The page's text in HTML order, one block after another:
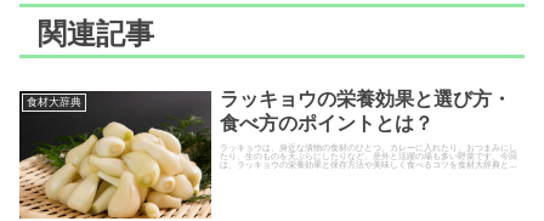
関連記事
食材大辞典
ラッキョウの栄養効果と選び方・
食べ方のポイントとは？
ラッキョウは、身近な漬物の食材のひとつ。カレーに入れたり、おつまみにし
たり、生のものを天ぷらにしたりなど、意外と活躍の場も多い野菜です。今回
は、ラッキョウの栄養効果と保存方法や美味しく食べるコツを食材大辞典とし